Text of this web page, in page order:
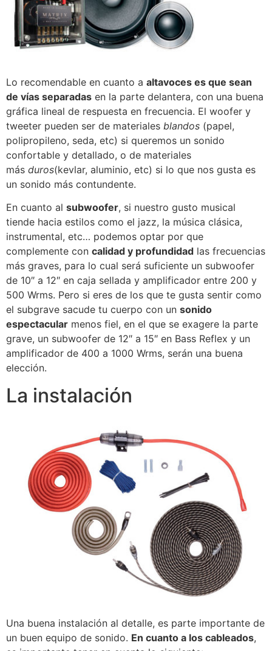
Lo recomendable en cuanto a altavoces es que sean
de vías separadas en la parte delantera, con una buena
gráfica lineal de respuesta en frecuencia. El woofer y
tweeter pueden ser de materiales blandos (papel,
polipropileno, seda, etc) si queremos un sonido
confortable y detallado, o de materiales
más duros(kevlar, aluminio, etc) si lo que nos gusta es
un sonido más contundente.
En cuanto al subwoofer, si nuestro gusto musical
tiende hacia estilos como el jazz, la música clásica,
instrumental, etc… podemos optar por que
complemente con calidad y profundidad las frecuencias
más graves, para lo cual será suficiente un subwoofer
de 10″ a 12″ en caja sellada y amplificador entre 200 y
500 Wrms. Pero si eres de los que te gusta sentir como
el subgrave sacude tu cuerpo con un sonido
espectacular menos fiel, en el que se exagere la parte
grave, un subwoofer de 12″ a 15″ en Bass Reflex y un
amplificador de 400 a 1000 Wrms, serán una buena
elección.
La instalación
Una buena instalación al detalle, es parte importante de
un buen equipo de sonido. En cuanto a los cableados,